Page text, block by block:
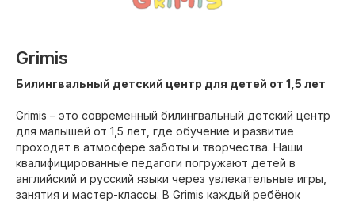
Grimis
Билингвальный детский центр для детей от 1,5 лет
Grimis – это современный билингвальный детский центр
для малышей от 1,5 лет, где обучение и развитие
проходят в атмосфере заботы и творчества. Наши
квалифицированные педагоги погружают детей в
английский и русский языки через увлекательные игры,
занятия и мастер-классы. В Grimis каждый ребёнок